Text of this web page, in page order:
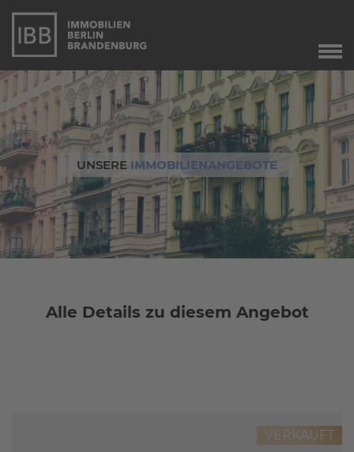
Start
Verkauf
Immobilienverkauf
Marketing
Immobilienbewertung
Unser Service
Leibrente
Dringend gesucht
Angebote
UNSERE IMMOBILIENANGEBOTE
Alle Details zu diesem Angebot
VERKAUFT